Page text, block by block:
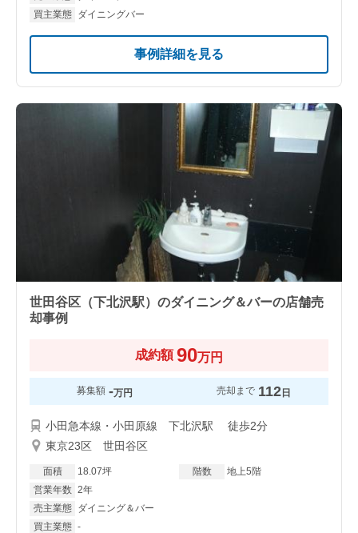
買主業態
ダイニングバー
事例詳細を見る
世田谷区（下北沢駅）のダイニング＆バーの店舗売
却事例
成約額 90万円
募集額 -万円 売却まで 112日
小田急本線・小田原線 下北沢駅 徒歩2分
東京23区 世田谷区
面積 18.07坪 階数
地上5階
営業年数 2年
売主業態
ダイニング＆バー
買主業態 -